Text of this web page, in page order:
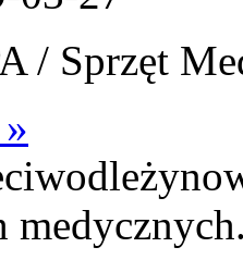
/ Sprzęt